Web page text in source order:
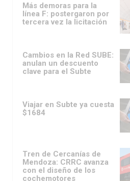
Más demoras para la
línea F: postergaron por
tercera vez la licitación
Cambios en la Red SUBE:
anulan un descuento
clave para el Subte
Viajar en Subte ya cuesta
$1684
Tren de Cercanías de
Mendoza: CRRC avanza
con el diseño de los
cochemotores